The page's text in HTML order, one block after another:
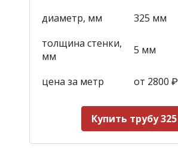
диаметр, мм
325 мм
толщина стенки,
мм
5 мм
цена за метр от 2800 ₽
Купить трубу 325